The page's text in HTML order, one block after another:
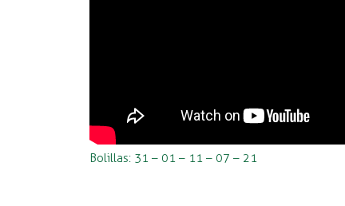
Bolillas: 31 – 01 – 11 – 07 – 21